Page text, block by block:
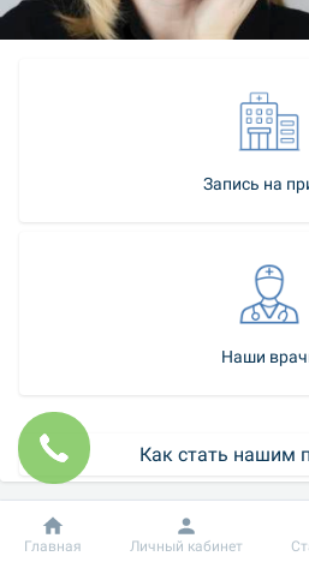
Запись на
Наши
Как стать нашим
Контакт-
Добробут Информация
Главная Личный кабинет